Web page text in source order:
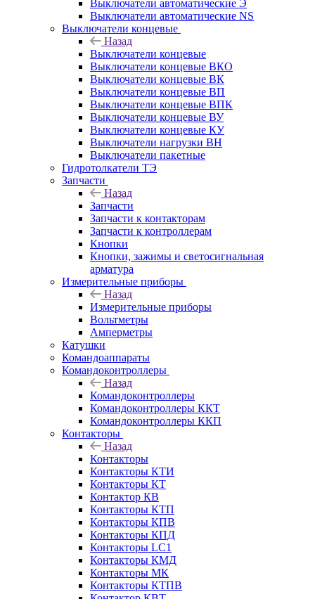
Выключатели автоматические Э
Выключатели автоматические NS
Выключатели концевые
Назад
Выключатели концевые
Выключатели концевые ВКО
Выключатели концевые ВК
Выключатели концевые ВП
Выключатели концевые ВПК
Выключатели концевые ВУ
Выключатели концевые КУ
Выключатели нагрузки ВН
Выключатели пакетные
Гидротолкатели ТЭ
Запчасти
Назад
Запчасти
Запчасти к контакторам
Запчасти к контроллерам
Кнопки
Кнопки, зажимы и светосигнальная
арматура
Измерительные приборы
Назад
Измерительные приборы
Вольтметры
Амперметры
Катушки
Командоаппараты
Командоконтроллеры
Назад
Командоконтроллеры
Командоконтроллеры ККТ
Командоконтроллеры ККП
Контакторы
Назад
Контакторы
Контакторы КТИ
Контакторы КТ
Контактор КВ
Контакторы КТП
Контакторы КПВ
Контакторы КПД
Контакторы LC1
Контакторы КМД
Контакторы МК
Контакторы КТПВ